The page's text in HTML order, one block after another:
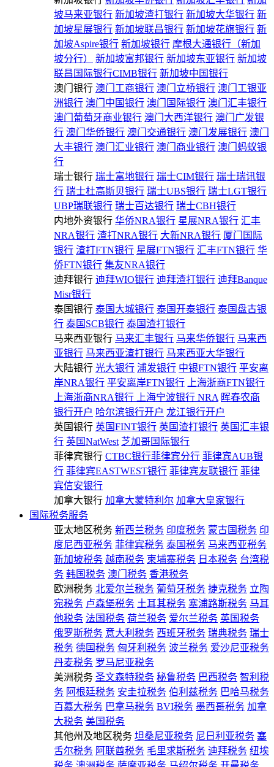
坡马来亚银行 新加坡渣打银行 新加坡大华银行 新
加坡星展银行 新加坡联昌银行 新加坡花旗银行 新
加坡Aspire银行 新加坡银行 摩根大通银行（新加
坡分行）
新加坡富邦银行 新加坡东亚银行 新加坡
联昌国际银行CIMB银行 新加坡中国银行
澳门银行 澳门工商银行 澳门立桥银行 澳门工银亚
洲银行 澳门中国银行 澳门国际银行 澳门汇丰银行
澳门葡萄牙商业银行 澳门大西洋银行 澳门广发银
行 澳门华侨银行 澳门交通银行 澳门发展银行 澳门
大丰银行 澳门汇业银行 澳门商业银行 澳门蚂蚁银
行
瑞士银行 瑞士富地银行 瑞士CIM银行 瑞士瑞讯银
行 瑞士杜高斯贝银行 瑞士UBS银行 瑞士LGT银行
UBP瑞联银行 瑞士百达银行 瑞士CBH银行
内地外资银行 华侨NRA银行 星展NRA银行 汇丰
NRA银行 渣打NRA银行 大新NRA银行 厦门国际
银行 渣打FTN银行 星展FTN银行 汇丰FTN银行 华
侨FTN银行 集友NRA银行
迪拜银行 迪拜WIO银行 迪拜渣打银行 迪拜Banque
Misr银行
泰国银行 泰国大城银行 泰国开泰银行 泰国盘古银
行 泰国SCB银行 泰国渣打银行
马来西亚银行 马来汇丰银行 马来华侨银行 马来西
亚银行 马来西亚渣打银行 马来西亚大华银行
大陆银行 光大银行 浦发银行 中银FTN银行 平安离
岸NRA银行 平安离岸FTN银行
上海浙商FTN银行
上海浙商NRA银行
上海宁波银行 NRA 晖春农商
银行开户 哈尔滨银行开户 龙江银行开户
英国银行 英国FINT银行 英国渣打银行 英国汇丰银
行 英国NatWest 芝加哥国际银行
菲律宾银行 CTBC银行菲律宾分行 菲律宾AUB银
行 菲律宾EASTWEST银行 菲律宾友联银行 菲律
宾信安银行
加拿大银行 加拿大蒙特利尔 加拿大皇家银行
国际税务服务
亚太地区税务 新西兰税务 印度税务 蒙古国税务 印
度尼西亚税务 菲律宾税务 泰国税务 马来西亚税务
新加坡税务 越南税务 柬埔寨税务 日本税务 台湾税
务 韩国税务 澳门税务 香港税务
欧洲税务 北爱尔兰税务 葡萄牙税务 捷克税务 立陶
宛税务 卢森堡税务 土耳其税务 塞浦路斯税务 马耳
他税务 法国税务 荷兰税务 爱尔兰税务 英国税务
俄罗斯税务 意大利税务 西班牙税务 瑞典税务 瑞士
税务 德国税务 匈牙利税务 波兰税务 爱沙尼亚税务
丹麦税务 罗马尼亚税务
美洲税务 圣文森特税务 秘鲁税务 巴西税务 智利税
务 阿根廷税务 安圭拉税务 伯利兹税务 巴哈马税务
百慕大税务 巴拿马税务 BVI税务 墨西哥税务 加拿
大税务 美国税务
其他州及地区税务 坦桑尼亚税务 尼日利亚税务 塞
舌尔税务 阿联酋税务 毛里求斯税务 迪拜税务 纽埃